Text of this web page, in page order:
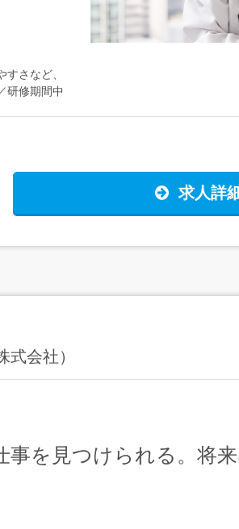
をイチか
覚えた後
配布して
ていますの
さなど、
研修期間中
に上限あ
求人詳
会社）
を見つけられる。将